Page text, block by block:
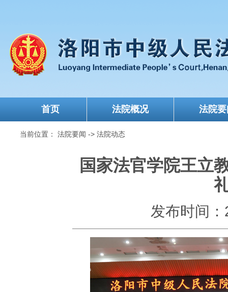
首页 法院概况 法院
当前位置：法院要闻 ->法院动态
国家法官学院王立
发布时间